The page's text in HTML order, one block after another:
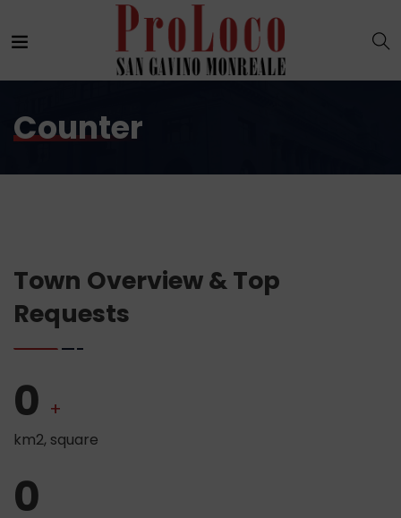
Counter
Town Overview & Top
Requests
0 +
km2, square
0